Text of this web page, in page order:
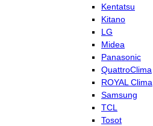
Kentatsu
Kitano
LG
Midea
Panasonic
QuattroClima
ROYAL Clima
Samsung
TCL
Tosot